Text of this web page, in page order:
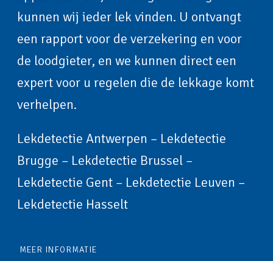
kunnen wij ieder lek vinden. U ontvangt
een rapport voor de verzekering en voor
de loodgieter, en we kunnen direct een
expert voor u regelen die de lekkage komt
verhelpen.
Lekdetectie Antwerpen – Lekdetectie
Brugge – Lekdetectie Brussel –
Lekdetectie Gent – Lekdetectie Leuven –
Lekdetectie Hasselt
MEER INFORMATIE